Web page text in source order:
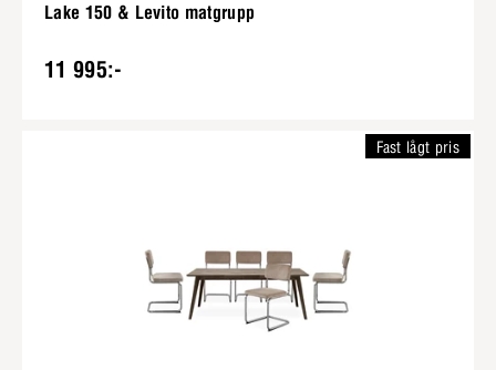
Lake 150 & Levito matgrupp
11 995:-
Fast lågt pris